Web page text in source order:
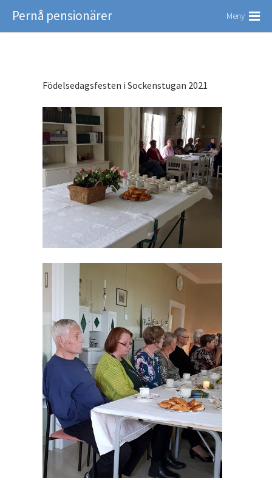
Pernå pensionärer Meny
Födelsedagsfesten i Sockenstugan 2021